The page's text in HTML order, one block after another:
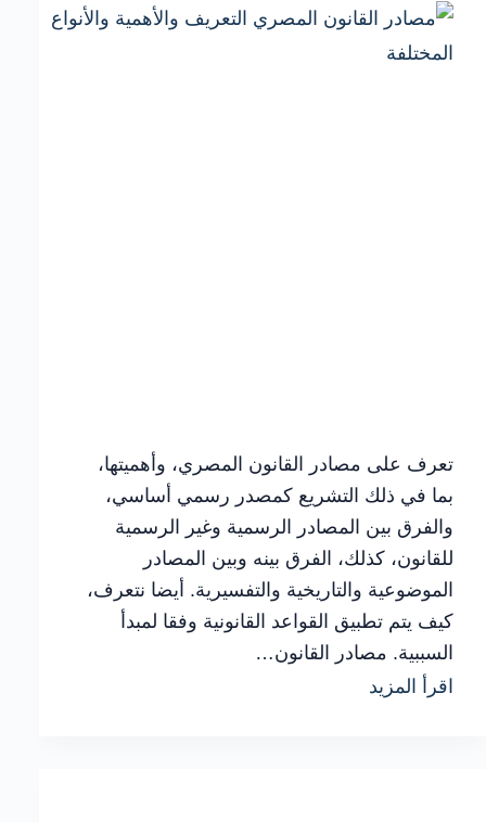
وأهم
تعرف على مصادر القانون المصري، وأهميتها،
بما في ذلك التشريع كمصدر رسمي أساسي،
والفرق بين المصادر الرسمية وغير الرسمية
للقانون، كذلك، الفرق بينه وبين المصادر
الموضوعية والتاريخية والتفسيرية. أيضا نتعرف،
كيف يتم تطبيق القواعد القانونية وفقا لمبدأ
السببية. مصادر القانون…
اقرأ المزيد